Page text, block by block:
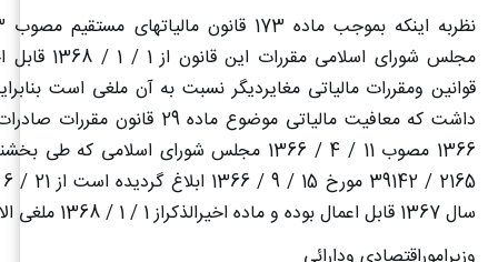
مجلس شورای
قوانین ومقررات مالیاتی مغایردیگر نسبت به آن ملغی است
داشت که معافیت مالیاتی موضوع ماده 29
سال 1367 قابل اعمال بوده و ماده اخیرالذکراز 1 / 1 / 1368 ملغی الاثر میباشد